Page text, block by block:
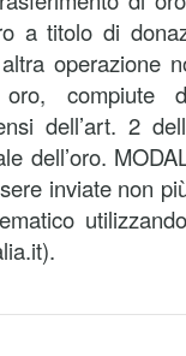
a titolo di
operazione
oro, compiute
dell’art. 2
dell’oro.
inviate non